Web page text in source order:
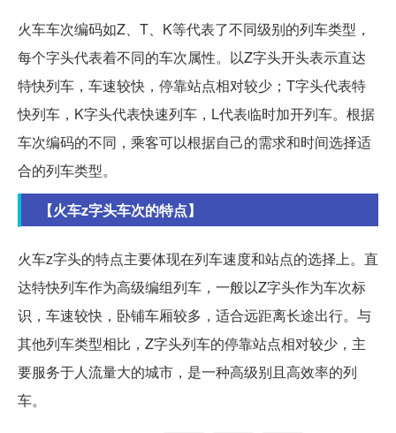
火车车次编码如Z、T、K等代表了不同级别的列车类型，
每个字头代表着不同的车次属性。以Z字头开头表示直达
特快列车，车速较快，停靠站点相对较少；T字头代表特
快列车，K字头代表快速列车，L代表临时加开列车。根据
车次编码的不同，乘客可以根据自己的需求和时间选择适
合的列车类型。
【火车z字头车次的特点】
火车z字头的特点主要体现在列车速度和站点的选择上。直
达特快列车作为高级编组列车，一般以Z字头作为车次标
识，车速较快，卧铺车厢较多，适合远距离长途出行。与
其他列车类型相比，Z字头列车的停靠站点相对较少，主
要服务于人流量大的城市，是一种高级别且高效率的列
车。